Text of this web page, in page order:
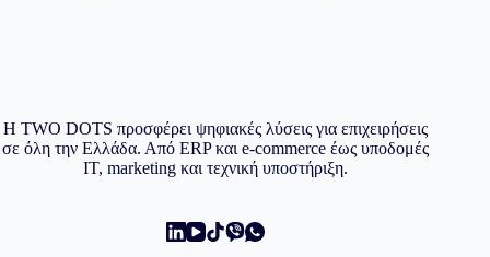
Η TWO DOTS προσφέρει ψηφιακές λύσεις για επιχειρήσεις
σε όλη την Ελλάδα. Από ERP και e-commerce έως υποδομές
IT, marketing και τεχνική υποστήριξη.